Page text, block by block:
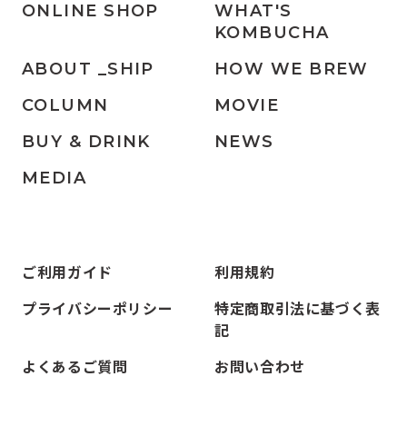
ONLINE SHOP
WHAT'S
KOMBUCHA
ABOUT _SHIP
HOW WE BREW
COLUMN
MOVIE
BUY & DRINK
NEWS
MEDIA
ご利用ガイド
利用規約
プライバシーポリシー
特定商取引法に基づく表
記
よくあるご質問
お問い合わせ